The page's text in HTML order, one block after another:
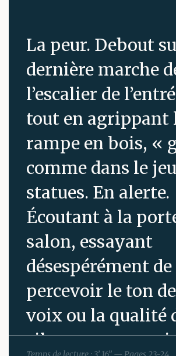
La peur. Debout
dernière marche
l’escalier de
tout en agrippant
rampe en bois, «
comme dans le
statues. En alerte.
Écoutant à la
salon, essayant
désespérément de
percevoir le ton
voix ou la qualité
silence, comme si